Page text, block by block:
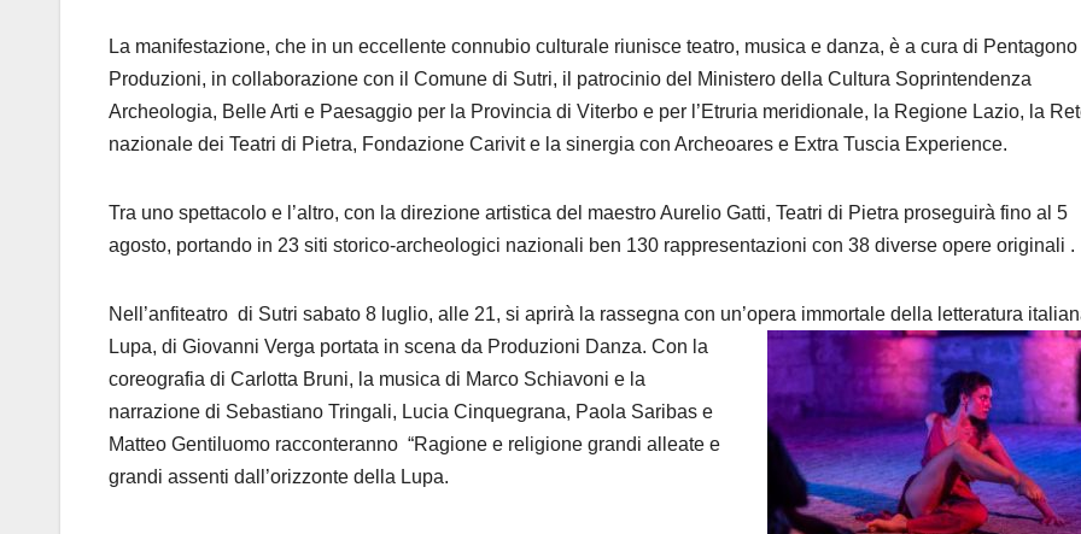
La manifestazione, che in un eccellente connubio culturale riunisce teatro, musica e danza, è a cura di Pentagono
Produzioni, in collaborazione con il Comune di Sutri, il patrocinio del Ministero della Cultura Soprintendenza
Archeologia, Belle Arti e Paesaggio per la Provincia di Viterbo e per l’Etruria meridionale, la Regione Lazio, la
nazionale dei Teatri di Pietra, Fondazione Carivit e la sinergia con Archeoares e Extra Tuscia Experience.
Tra uno spettacolo e l’altro, con la direzione artistica del maestro Aurelio Gatti, Teatri di Pietra proseguirà fino al 5
agosto, portando in 23 siti storico-archeologici nazionali ben 130 rappresentazioni con 38 diverse opere originali .
Nell’anfiteatro di Sutri sabato 8 luglio, alle 21, si aprirà la rassegna con un’opera immortale della letteratura
Lupa, di Giovanni Verga portata in scena da Produzioni Danza. Con la
coreografia di Carlotta Bruni, la musica di Marco Schiavoni e la
narrazione di Sebastiano Tringali, Lucia Cinquegrana, Paola Saribas e
Matteo Gentiluomo racconteranno “Ragione e religione grandi alleate e
grandi assenti dall’orizzonte della Lupa.